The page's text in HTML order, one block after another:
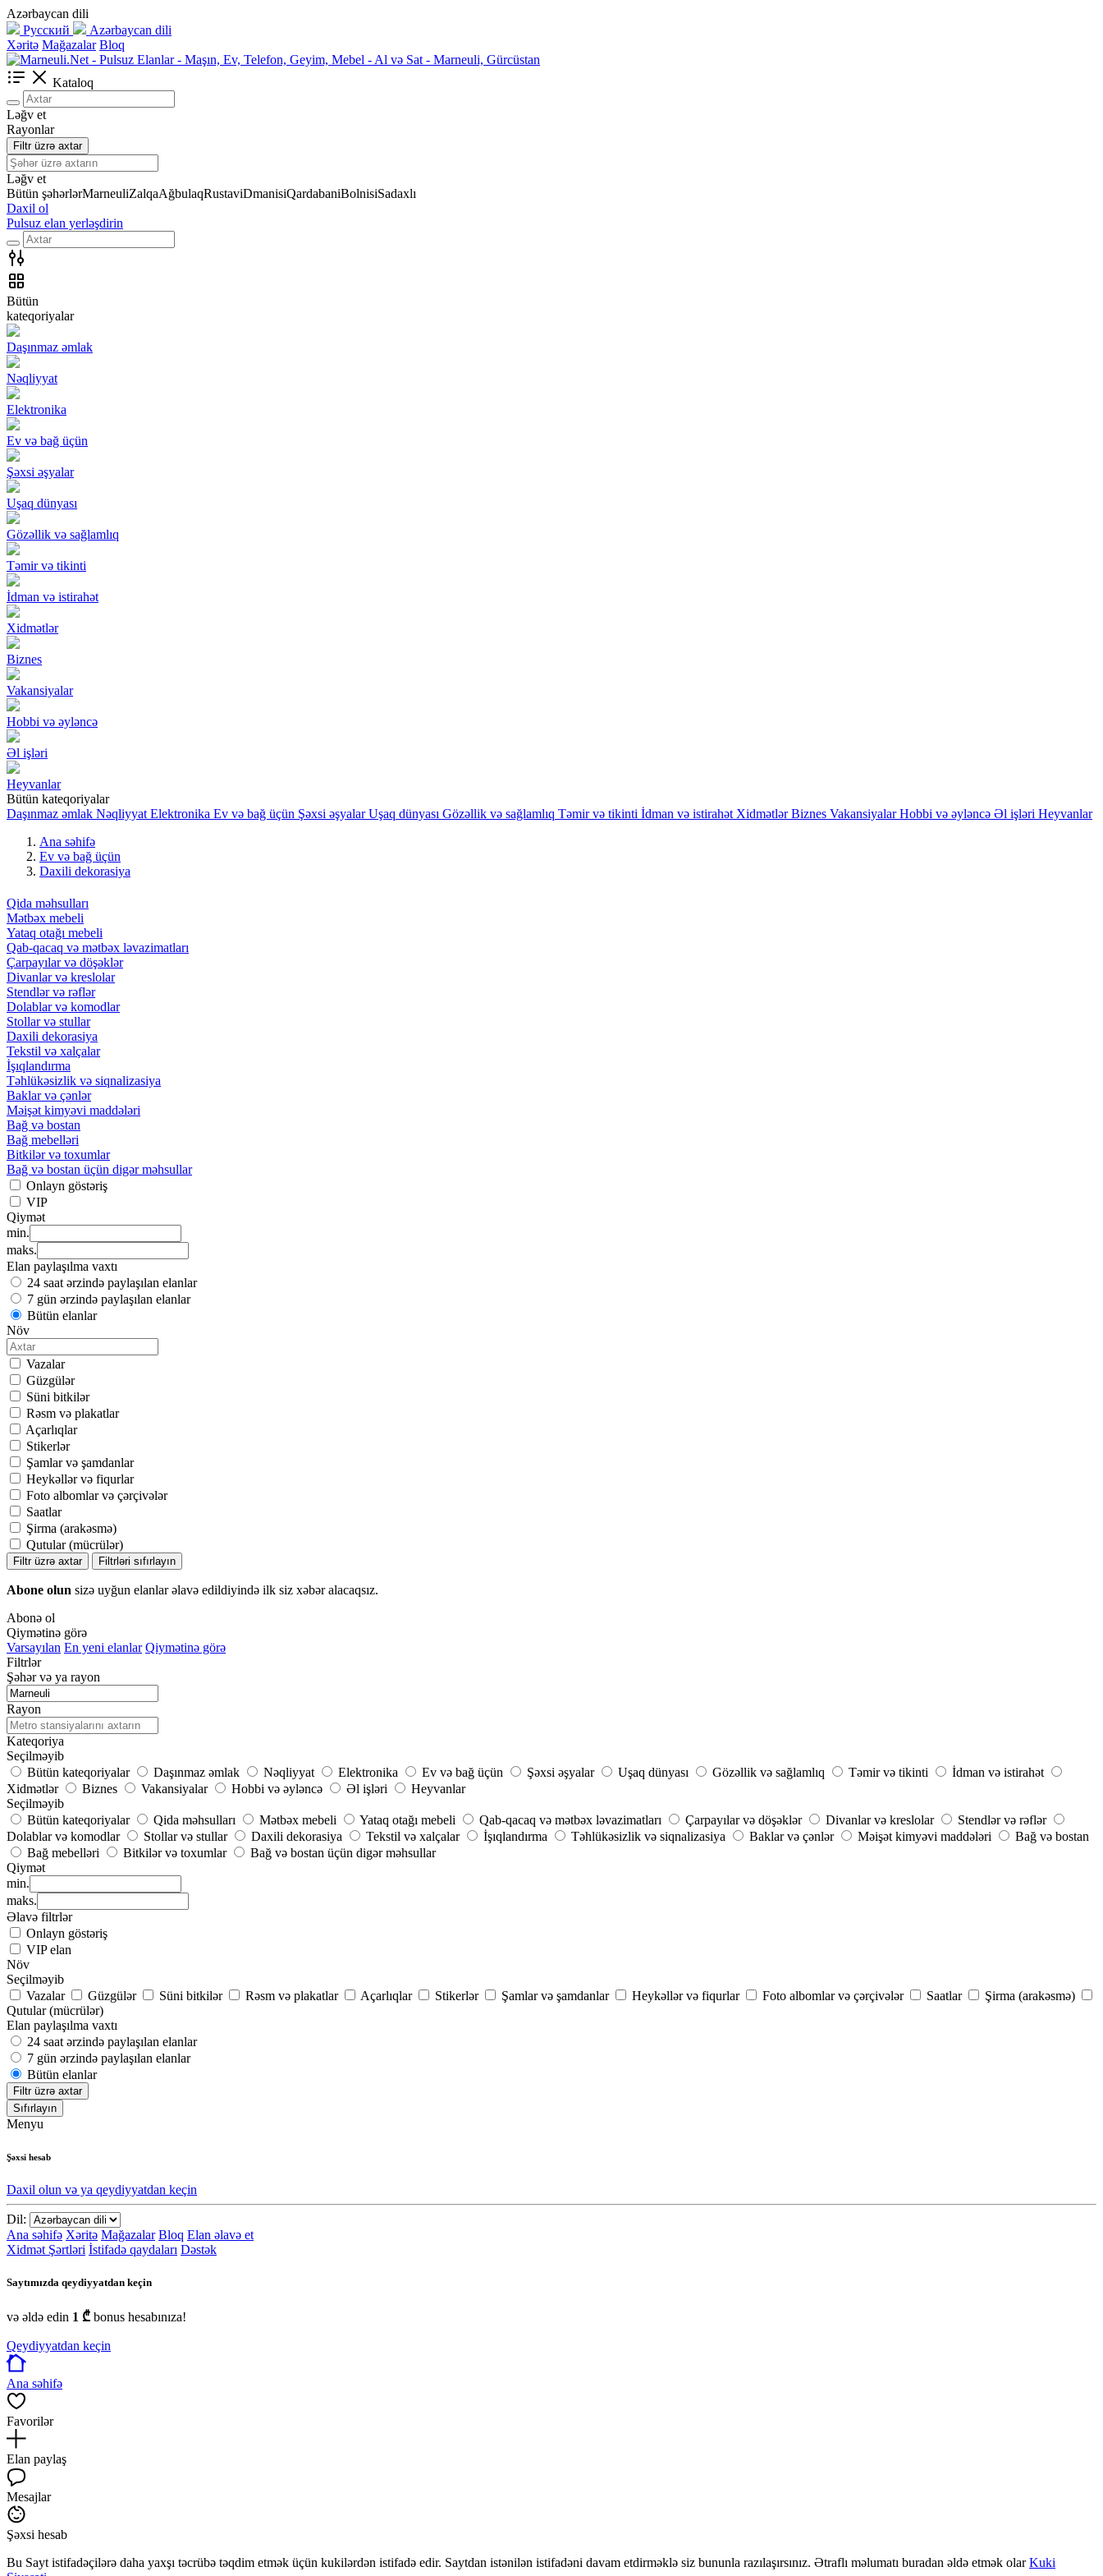
Azərbaycan dili
Русский
Azərbaycan dili
Xəritə Mağazalar Bloq
Kataloq
Ləğv et
Rayonlar
Filtr üzrə axtar
Ləğv et
Bütün şəhərlərMarneuliZalqaAğbulaqRustaviDmanisiQardabaniBolnisiSadaxlı
Daxil ol
Pulsuz elan yerləşdirin
Bütün
kateqoriyalar
Daşınmaz əmlak
Nəqliyyat
Elektronika
Ev və bağ üçün
Şəxsi əşyalar
Uşaq dünyası
Gözəllik və sağlamlıq
Təmir və tikinti
İdman və istirahət
Xidmətlər
Biznes
Vakansiyalar
Hobbi və əyləncə
Əl işləri
Heyvanlar
Bütün kateqoriyalar
Daşınmaz əmlak Nəqliyyat Elektronika Ev və bağ üçün Şəxsi əşyalar Uşaq dünyası Gözəllik və sağlamlıq Təmir və tikinti İdman və istirahət Xidmətlər Biznes Vakansiyalar Hobbi və əyləncə Əl işləri Heyvanlar
Ana səhifə
Ev və bağ üçün
Daxili dekorasiya
Qida məhsulları
Mətbəx mebeli
Yataq otağı mebeli
Qab-qacaq və mətbəx ləvazimatları
Çarpayılar və döşəklər
Divanlar və kreslolar
Stendlər və rəflər
Dolablar və komodlar
Stollar və stullar
Daxili dekorasiya
Tekstil və xalçalar
İşıqlandırma
Təhlükəsizlik və siqnalizasiya
Baklar və çənlər
Məişət kimyəvi maddələri
Bağ və bostan
Bağ mebelləri
Bitkilər və toxumlar
Bağ və bostan üçün digər məhsullar
Onlayn göstəriş
VIP
Qiymət
min.
maks.
Elan paylaşılma vaxtı
24 saat ərzində paylaşılan elanlar
7 gün ərzində paylaşılan elanlar
Bütün elanlar
Növ
Vazalar
Güzgülər
Süni bitkilər
Rəsm və plakatlar
Açarlıqlar
Stikerlər
Şamlar və şamdanlar
Heykəllər və fiqurlar
Foto albomlar və çərçivələr
Saatlar
Şirma (arakəsmə)
Qutular (mücrülər)
Filtr üzrə axtar Filtrləri sıfırlayın
Abone olun sizə uyğun elanlar əlavə edildiyində ilk siz xəbər alacaqsız.
Abonə ol
Qiymətinə görə
Varsayılan En yeni elanlar Qiymətinə görə
Filtrlər
Şəhər və ya rayon
Rayon
Kateqoriya
Seçilməyib
Bütün kateqoriyalar
Daşınmaz əmlak Nəqliyyat Elektronika Ev və bağ üçün Şəxsi əşyalar Uşaq dünyası Gözəllik və sağlamlıq Təmir və tikinti
İdman və istirahət
Xidmətlər
Biznes Vakansiyalar Hobbi və əyləncə Əl işləri
Heyvanlar
Seçilməyib
Bütün kateqoriyalar
Qida məhsulları Mətbəx mebeli Yataq otağı mebeli Qab-qacaq və mətbəx ləvazimatları Çarpayılar və döşəklər Divanlar və kreslolar
Stendlər və rəflər
Dolablar və komodlar
Stollar və stullar Daxili dekorasiya Tekstil və xalçalar İşıqlandırma Təhlükəsizlik və siqnalizasiya Baklar və çənlər Məişət kimyəvi maddələri
Bağ və bostan
Bağ mebelləri
Bitkilər və toxumlar
Bağ və bostan üçün digər məhsullar
Qiymət
min.
maks.
Əlavə filtrlər
Onlayn göstəriş
VIP elan
Növ
Seçilməyib
Vazalar
Güzgülər Süni bitkilər Rəsm və plakatlar Açarlıqlar Stikerlər Şamlar və şamdanlar Heykəllər və fiqurlar Foto albomlar və çərçivələr Saatlar
Şirma (arakəsmə)
Qutular (mücrülər)
Elan paylaşılma vaxtı
24 saat ərzində paylaşılan elanlar
7 gün ərzində paylaşılan elanlar
Bütün elanlar
Filtr üzrə axtar
Sıfırlayın
Menyu
Şəxsi hesab
Daxil olun və ya qeydiyyatdan keçin
Dil:
Ana səhifə Xəritə Mağazalar Bloq Elan əlavə et
Xidmət Şərtləri İstifadə qaydaları Dəstək
Saytımızda qeydiyyatdan keçin
və əldə edin 1 ₾ bonus hesabınıza!
Qeydiyyatdan keçin
Ana səhifə
Favorilər
Elan paylaş
Mesajlar
Şəxsi hesab
Bu Sayt istifadəçilərə daha yaxşı təcrübə təqdim etmək üçün kukilərdən istifadə edir. Saytdan istənilən istifadəni davam etdirməklə siz bununla razılaşırsınız. Ətraflı məlumatı buradan əldə etmək olarKuki